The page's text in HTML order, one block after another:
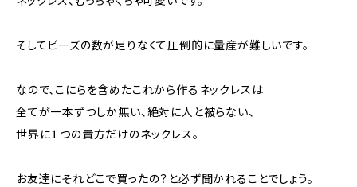
そしてビーズの数が足りなくて圧倒的に量産が難しいです。
なので、こにらを含めたこれから作るネックレスは
全てが一本ずつしか無い、絶対に人と被らない、
世界に１つの貴方だけのネックレス。
お友達にそれどこで買ったの？と必ず聞かれることでしょう。